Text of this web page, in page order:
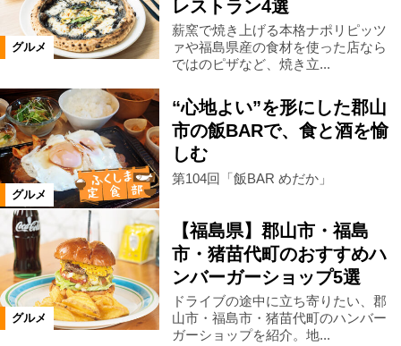
肉料理 ステーキ・鉄板焼き
焼肉 しゃぶしゃぶ とんかつ
ラーメン そば・うどん
パン・ベーカリーレストラン その他
イタリアン ピザ
テイクアウト・弁当・惣菜 カフェ
グルメ
レストラン4選
薪窯で焼き上げる本格ナポリピッツ
ァや福島県産の食材を使った店なら
ではのピザなど、焼き立...
グルメ
“心地よい”を形にした郡山
市の飯BARで、食と酒を愉
しむ
第104回「飯BAR めだか」
グルメ
【福島県】郡山市・福島
市・猪苗代町のおすすめハ
ンバーガーショップ5選
ドライブの途中に立ち寄りたい、郡
山市・福島市・猪苗代町のハンバー
ガーショップを紹介。地...